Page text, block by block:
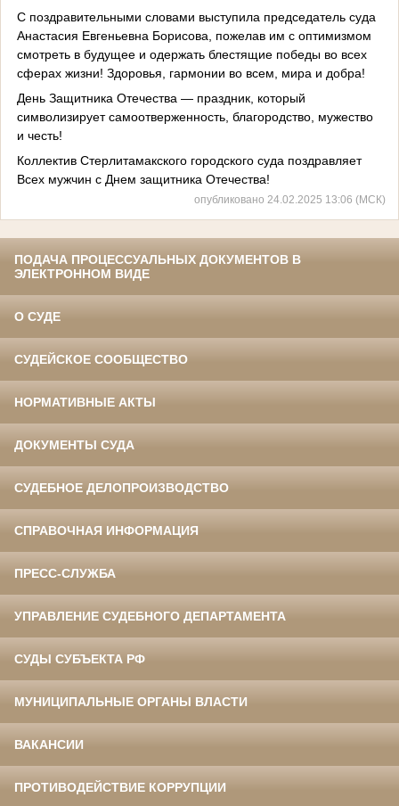
С поздравительными словами выступила председатель суда
Анастасия Евгеньевна Борисова, пожелав им с оптимизмом
смотреть в будущее и одержать блестящие победы во всех
сферах жизни! Здоровья, гармонии во всем, мира и добра!
День Защитника Отечества — праздник, который
символизирует самоотверженность, благородство, мужество
и честь!
Коллектив Стерлитамакского городского суда поздравляет
Всех мужчин с Днем защитника Отечества!
опубликовано 24.02.2025 13:06 (МСК)
ПОДАЧА ПРОЦЕССУАЛЬНЫХ ДОКУМЕНТОВ В
ЭЛЕКТРОННОМ ВИДЕ
О СУДЕ
СУДЕЙСКОЕ СООБЩЕСТВО
НОРМАТИВНЫЕ АКТЫ
ДОКУМЕНТЫ СУДА
СУДЕБНОЕ ДЕЛОПРОИЗВОДСТВО
СПРАВОЧНАЯ ИНФОРМАЦИЯ
ПРЕСС-СЛУЖБА
УПРАВЛЕНИЕ СУДЕБНОГО ДЕПАРТАМЕНТА
СУДЫ СУБЪЕКТА РФ
МУНИЦИПАЛЬНЫЕ ОРГАНЫ ВЛАСТИ
ВАКАНСИИ
ПРОТИВОДЕЙСТВИЕ КОРРУПЦИИ